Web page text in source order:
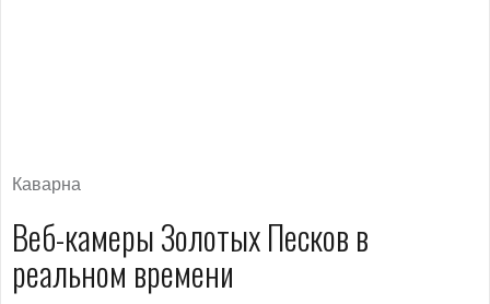
Каварна
Веб-камеры Золотых Песков в
реальном времени